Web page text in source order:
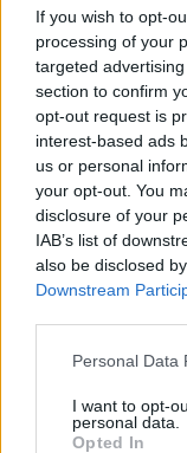
If you wish to opt-
processing of your
targeted
section to confirm
opt-out request is
interest-based ads
us or personal
your opt-out. You
disclosure of your
IAB’s list of
also be disclosed
Downstream
Personal Data
I want to opt-
personal data.
Opted In
Pripravte vašu
na sychravé